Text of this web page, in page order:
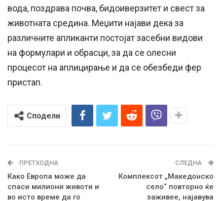
вода, поздрава почва, бидоиверзитет и свест за
животната средина. Меџити најави дека за
различните апликанти постојат засебни видови
на формулари и обрасци, за да се олесни
процесот на аплицирање и да се обезбеди фер
пристап.
Сподели
ПРЕТХОДНА
Како Европа може да
спаси милиони животи и
во исто време да го
СЛЕДНА
Комплексот „Македонско
село“ повторно ќе
заживее, најавува